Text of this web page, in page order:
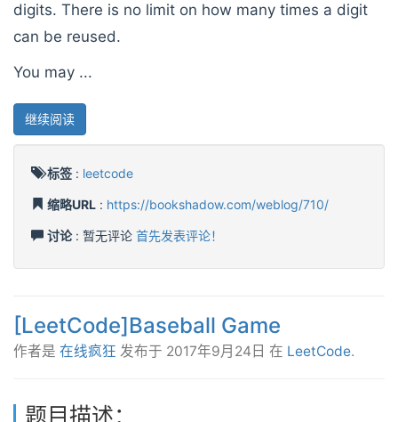
digits. There is no limit on how many times a digit
can be reused.
You may ...
继续阅读
标签 : leetcode
缩略URL : https://bookshadow.com/weblog/710/
讨论: 暂无评论 首先发表评论！
[LeetCode]Baseball Game
作者是 在线疯狂 发布于 2017年9月24日 在 LeetCode.
题目描述：